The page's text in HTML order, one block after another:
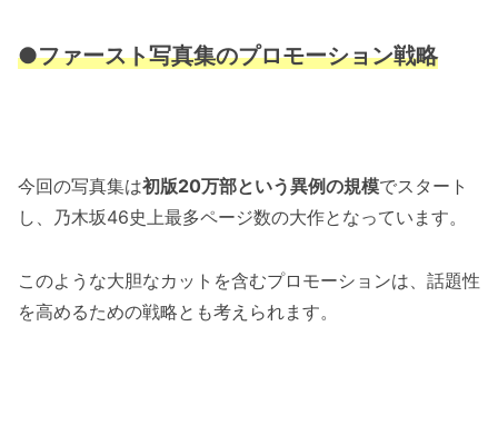
●ファースト写真集のプロモーション戦略
今回の写真集は初版20万部という異例の規模でスタート
し、乃木坂46史上最多ページ数の大作となっています。
このような大胆なカットを含むプロモーションは、話題性
を高めるための戦略とも考えられます。